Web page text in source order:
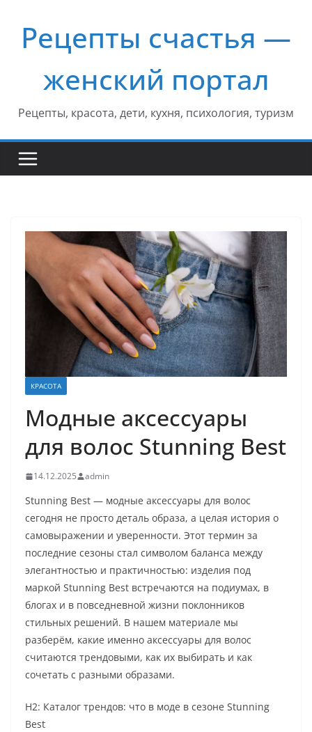
содержимому
Рецепты счастья —
женский портал
Рецепты, красота, дети, кухня, психология, туризм
КРАСОТА
Модные аксессуары
для волос Stunning Best
14.12.2025 admin
Stunning Best — модные аксессуары для волос
сегодня не просто деталь образа, а целая история о
самовыражении и уверенности. Этот термин за
последние сезоны стал символом баланса между
элегантностью и практичностью: изделия под
маркой Stunning Best встречаются на подиумах, в
блогах и в повседневной жизни поклонников
стильных решений. В нашем материале мы
разберём, какие именно аксессуары для волос
считаются трендовыми, как их выбирать и как
сочетать с разными образами.
H2: Каталог трендов: что в моде в сезоне Stunning
Best